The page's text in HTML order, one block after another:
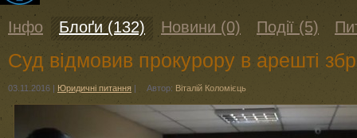
Інфо Блоґи (132) Новини (0) Події (5)
Суд відмовив прокурору в арешті
03.11.2016 | Юридичні питання | Автор: Віталій Коломієць